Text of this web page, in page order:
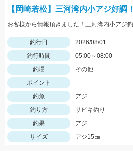
【岡崎若松】三河湾内小アジ好調！
釣行日
2026/08/01
釣行時間
05:00～08:00
釣場
その他
ポイント
釣魚
アジ
釣り方
サビキ釣り
釣果
アジ
サイズ
アジ15㎝